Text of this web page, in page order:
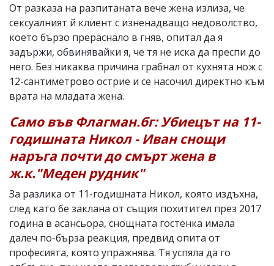
От разказа на разпитаната вече жена излиза, че
сексуалният й клиент с изненадващо недоволство,
което бързо прераснало в гняв, опитал да я
задържи, обвинявайки я, че тя не иска да преспи до
него. Без никаква причина грабнал от кухнята нож с
12-сантиметрово острие и се насочил директно към
врата на младата жена.
Само във Флагман.бг: Убиецът на 11-
годишната Никол - Иван снощи
наръга почти до смърт жена в
ж.к."Меден рудник"
За разлика от 11-годишната Никол, която издъхна,
след като бе заклана от същия похитител през 2017
година в асансьора, снощната гостенка имала
далеч по-бърза реакция, предвид опита от
професията, която упражнява. Тя успяла да го